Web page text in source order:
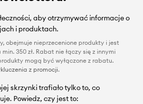
aby otrzymywać informacje o
i produktach.
obejmuje nieprzecenione produkty i jest
350 zł. Rabat nie łączy się z innymi
mogą być wyłączone z rabatu.
z promocji.
skrzynki trafiało tylko to, co
Powiedz, czy jest to: